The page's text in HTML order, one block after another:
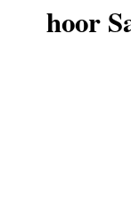
hoor